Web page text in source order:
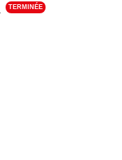
TERMINÉE